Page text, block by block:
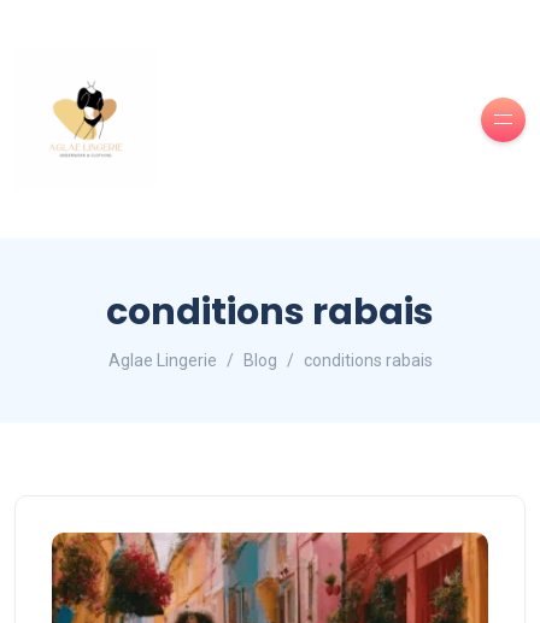
conditions rabais
Aglae Lingerie Blog conditions rabais